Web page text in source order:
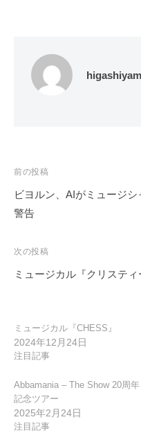
投
稿
ナ
ゲ
ー
ン
前の投稿
ビヨルン、AIがミュージ
警告
次の投稿
ミュージカル『クリステ
ミュージカル『CHESS』
2024年12月24日
注目記事
Abbamania – The Show 20周年
記念ツアー
2025年2月24日
注目記事